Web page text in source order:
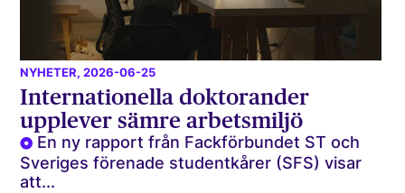
NYHETER, 2026-06-25
Internationella doktorander
upplever sämre arbetsmiljö
En ny rapport från Fackförbundet ST och
Sveriges förenade studentkårer (SFS) visar
att...